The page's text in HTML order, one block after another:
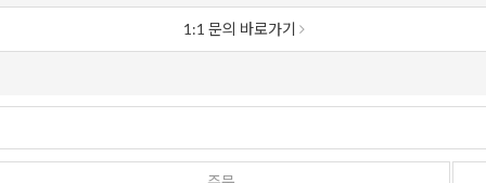
1:1 문의 바로가기